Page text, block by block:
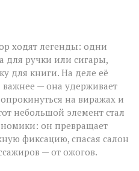
ходят легенды: одни
для ручки или сигары,
для книги. На деле её
— она удерживает
на виражах и
небольшой элемент стал
он превращает
фиксацию, спасая салон
— от ожогов.